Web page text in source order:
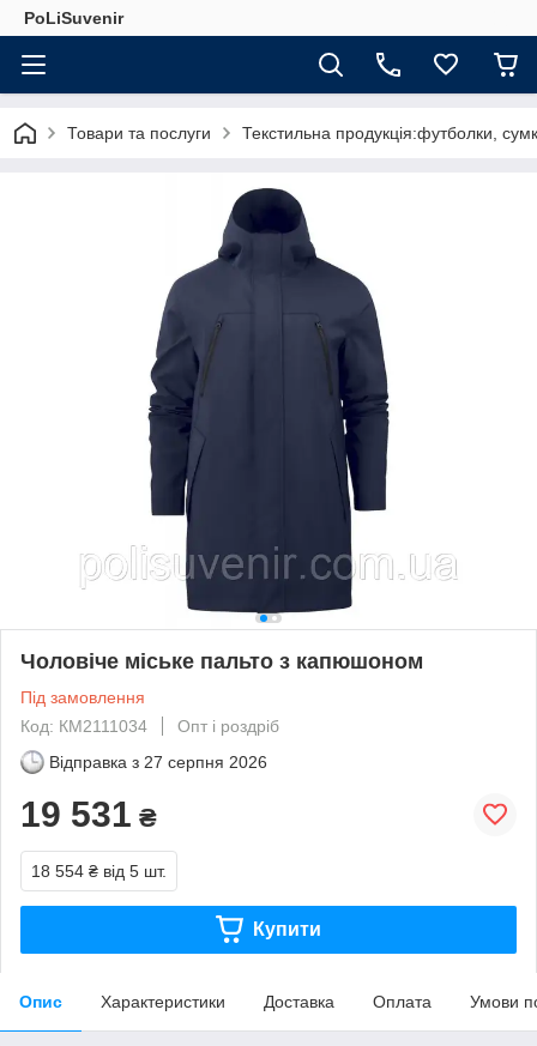
PoLiSuvenir
Товари та послуги Текстильна продукція:футболки,
Чоловіче міське пальто з капюшоном
Під замовлення
Код: КМ2111034
Опт і роздріб
Відправка з 27 серпня 2026
19 531 ₴
18 554 ₴ від 5 шт.
Купити
Опис Характеристики Доставка Оплата Умови